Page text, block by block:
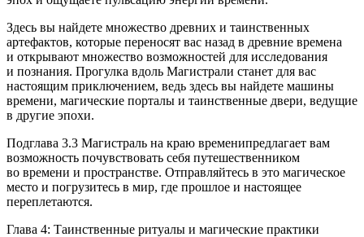
Здесь вы найдете множество древних и таинственных
артефактов, которые переносят вас назад в древние времена
и открывают множество возможностей для исследования
и познания. Прогулка вдоль Магистрали станет для вас
настоящим приключением, ведь здесь вы найдете машины
времени, магические порталы и таинственные двери, ведущие
в другие эпохи.
Подглава 3.3 Магистраль на краю временипредлагает вам
возможность почувствовать себя путешественником
во времени и пространстве. Отправляйтесь в это магическое
место и погрузитесь в мир, где прошлое и настоящее
переплетаются.
Глава 4: Таинственные ритуалы и магические практики